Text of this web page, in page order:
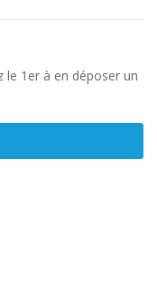
le 1er à en déposer un